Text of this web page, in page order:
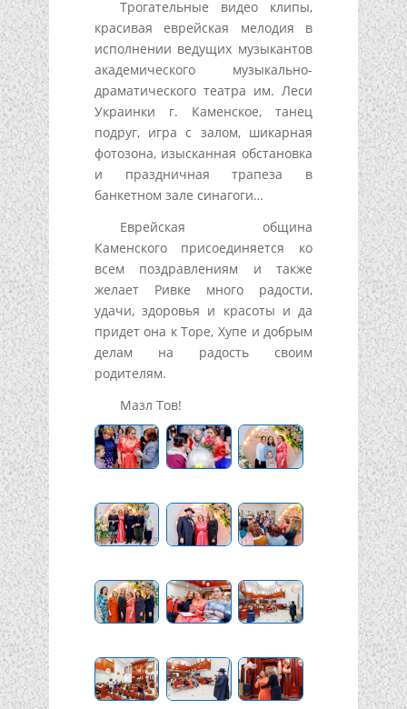
Трогательные видео клипы,
красивая еврейская мелодия в
исполнении ведущих музыкантов
академического музыкально-
драматического театра им. Леси
Украинки г. Каменское, танец
подруг, игра с залом, шикарная
фотозона, изысканная обстановка
и праздничная трапеза в
банкетном зале синагоги…
Еврейская община
Каменского присоединяется ко
всем поздравлениям и также
желает Ривке много радости,
удачи, здоровья и красоты и да
придет она к Торе, Хупе и добрым
делам на радость своим
родителям.
Мазл Тов!